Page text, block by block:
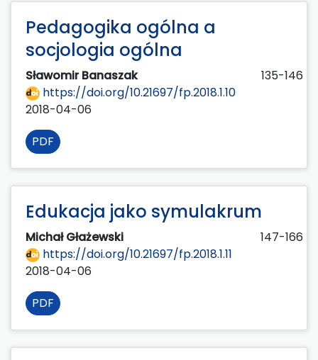
Pedagogika ogólna a
socjologia ogólna
Sławomir Banaszak
135-146
https://doi.org/10.21697/fp.2018.1.10
2018-04-06
PDF
Edukacja jako symulakrum
Michał Głażewski
147-166
https://doi.org/10.21697/fp.2018.1.11
2018-04-06
PDF